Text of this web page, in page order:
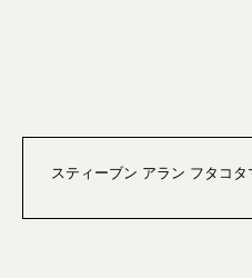
スティーブン アラン フタコ